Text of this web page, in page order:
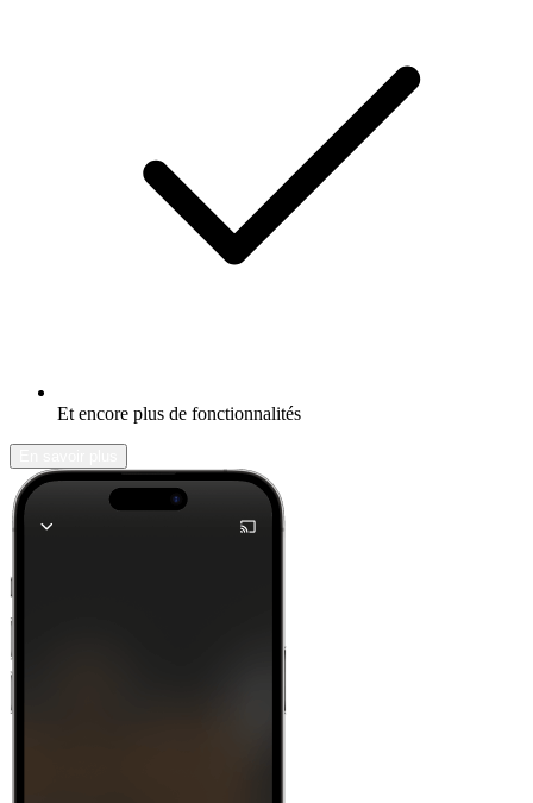
Et encore plus de fonctionnalités